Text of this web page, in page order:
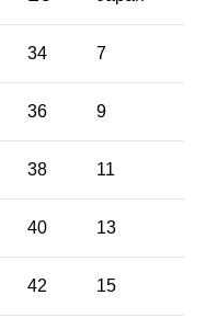
34 7
36 9
38 11
40 13
42 15